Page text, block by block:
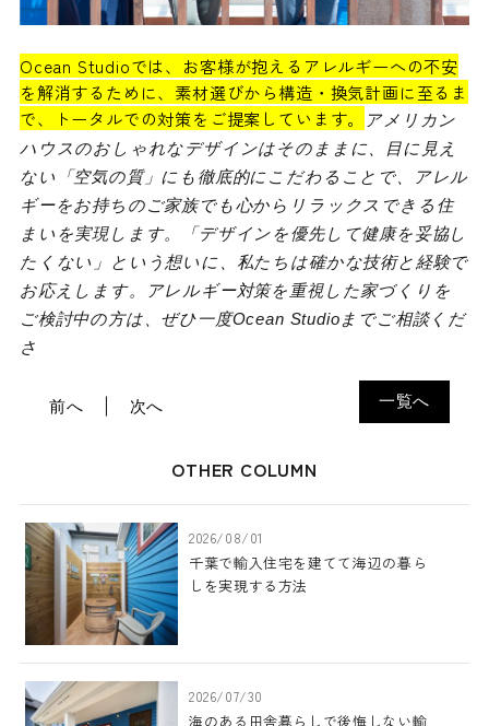
Ocean Studioでは、お客様が抱えるアレルギーへの不安
を解消するために、素材選びから構造・換気計画に至るま
で、トータルでの対策をご提案しています。
アメリカン
ハウスのおしゃれなデザインはそのままに、目に見え
ない「空気の質」にも徹底的にこだわることで、アレル
ギーをお持ちのご家族でも心からリラックスできる住
まいを実現します。「デザインを優先して健康を妥協し
たくない」という想いに、私たちは確かな技術と経験で
お応えします。アレルギー対策を重視した家づくりを
ご検討中の方は、ぜひ一度Ocean Studioまでご相談くだ
さ
一覧へ
前へ 次へ
OTHER COLUMN
2026/08/01
千葉で輸入住宅を建てて海辺の暮ら
しを実現する方法
2026/07/30
海のある田舎暮らしで後悔しない輸